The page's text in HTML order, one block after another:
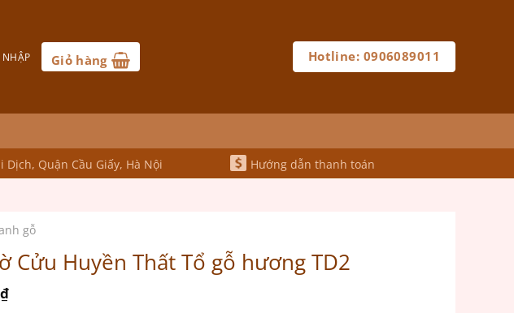
Giỏ hàng Hotline: 0906089011
Dịch, Quận Cầu Giấy, Hà Nội Hướng dẫn thanh toán
gỗ
Cửu Huyền Thất Tổ gỗ hương TD2
₫